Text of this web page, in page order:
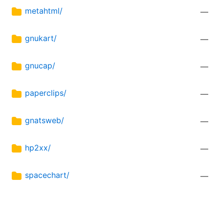
metahtml/ —
gnukart/ —
gnucap/ —
paperclips/ —
gnatsweb/ —
hp2xx/ —
spacechart/ —